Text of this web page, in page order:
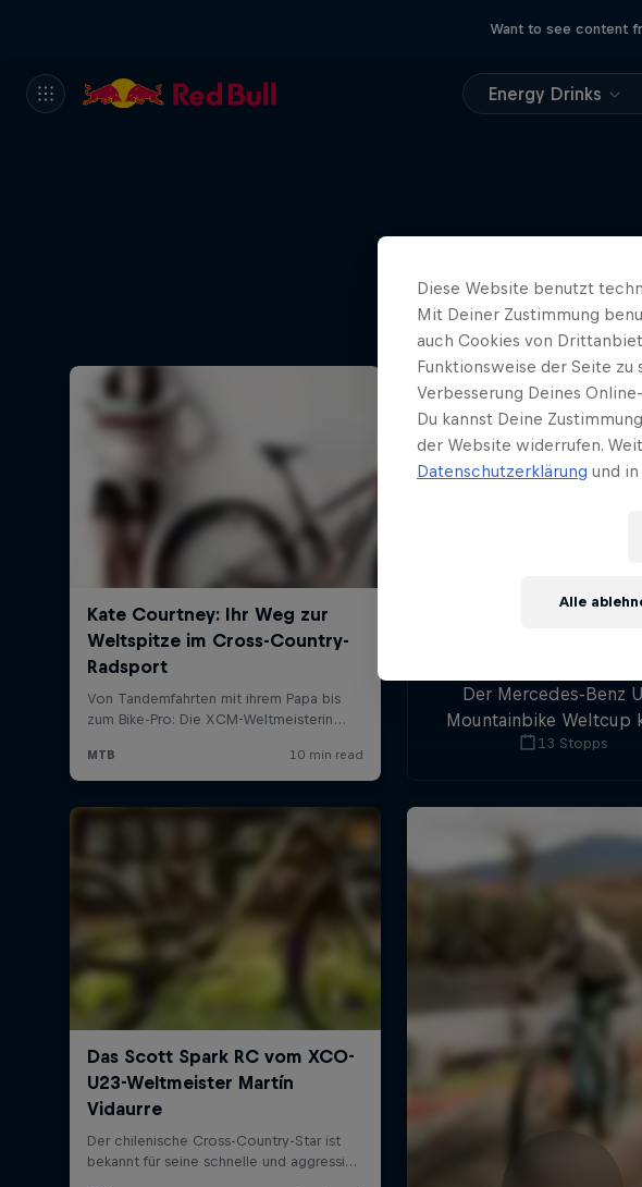
Want to see content
Energy Drinks
Der Mercedes-Benz
Mountainbike Weltcup
im Jahr 2021 mit 8
13 Stopps
Diese Website benutzt
Mit Deiner Zustimmung
auch Cookies von
Funktionsweise der Seite
Verbesserung Deines
Du kannst Deine
der Website widerrufen.
Datenschutzerklärung und
Alle